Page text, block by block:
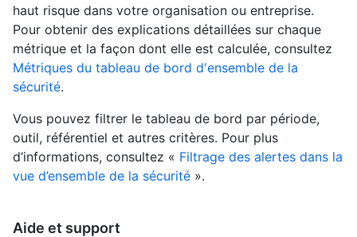
haut risque dans votre organisation ou entreprise.
Pour obtenir des explications détaillées sur chaque
métrique et la façon dont elle est calculée, consultez
Métriques du tableau de bord d'ensemble de la
sécurité.
Vous pouvez filtrer le tableau de bord par période,
outil, référentiel et autres critères. Pour plus
d’informations, consultez « Filtrage des alertes dans la
vue d’ensemble de la sécurité ».
Aide et support